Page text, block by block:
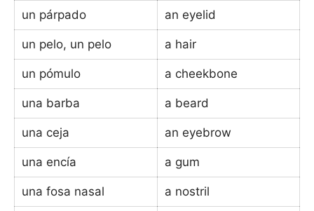
un párpado an eyelid
un pelo, un pelo a hair
un pómulo a cheekbone
una barba a beard
una ceja an eyebrow
una encía a gum
una fosa nasal a nostril